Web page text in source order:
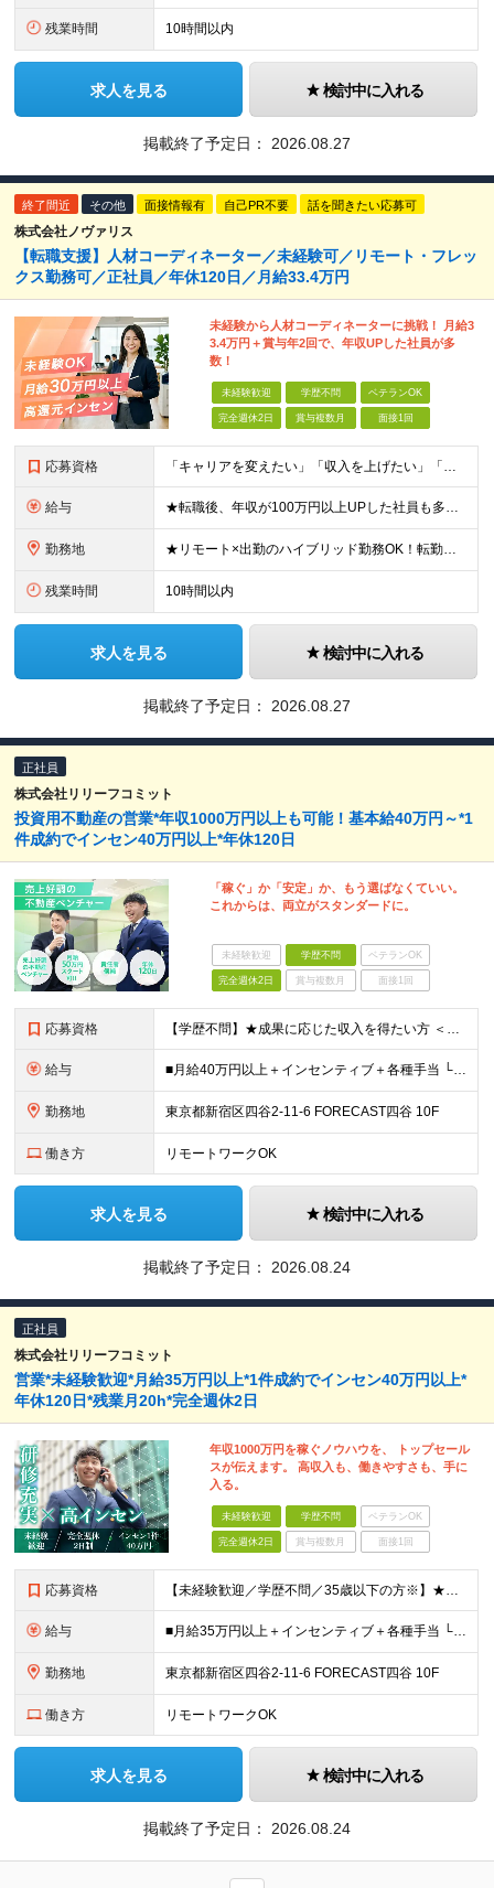
残業時間 10時間以内
求人を見る 検討中に入れる
掲載終了予定日： 2026.08.27
終了間近 その他 面接情報有 自己PR不要 話を聞きたい応募可
株式会社ノヴァリス
【転職支援】人材コーディネーター／未経験可／リモート・フレッ
クス勤務可／正社員／年休120日／月給33.4万円
未経験から人材コーディネーターに挑戦！ 月給3
3.4万円＋賞与年2回で、年収UPした社員が多
数！
未経験歓迎 学歴不問 ベテランOK
完全週休2日 賞与複数月 面接1回
応募資格 「キャリアを変えたい」「収入を上げたい」「将来に強いスキルを身につけたい」方歓迎！ ・未経験歓迎 ・学歴不問 ・第二新卒歓迎 ＼経験やスキルではなく、“これから”を重視します／ 「今のままでいい
給与 ★転職後、年収が100万円以上UPした社員も多数！ 月給33.4万円～45万円＋諸手当＋賞与年2回 ※インセンティブ充実 直近の最高インセンティブ：月50万円 全社員の平均インセンティブ：月10
勤務地 ★リモート×出勤のハイブリッド勤務OK！転勤なし！U・Ｉターン歓迎！ 東京、神奈川、埼玉、千葉、愛知、大阪、兵庫、京都、広島、福岡をはじめとする全国各地のプロジェクト先。 プライム上場、グロース上
残業時間 10時間以内
求人を見る 検討中に入れる
掲載終了予定日： 2026.08.27
正社員
株式会社リリーフコミット
投資用不動産の営業*年収1000万円以上も可能！基本給40万円～*1
件成約でインセン40万円以上*年休120日
「稼ぐ」か「安定」か、もう選ばなくていい。
これからは、両立がスタンダードに。
未経験歓迎 学歴不問 ベテランOK
完全週休2日 賞与複数月 面接1回
応募資格 【学歴不問】★成果に応じた収⼊を得たい⽅ ＜応募条件＞ ◇学歴不問 ◇不動産業界の勤務経験がある方 ＜こんなタイプを歓迎！＞ ◎頑張りが収入に反映される環境で、高収入を目指したい方 ◎先輩のアド
給与 ■⽉給40万円以上＋インセンティブ＋各種⼿当 └インセンティブは1件あたり40万円以上を⽀給 ＼その他、⾼額インセンティブ制度あり︕／ ★TOP賞（年間100万〜、半期50万〜） ★コンテスト達成ボ
勤務地 東京都新宿区四⾕2-11-6 FORECAST四⾕ 10F
働き方 リモートワークOK
求人を見る 検討中に入れる
掲載終了予定日： 2026.08.24
正社員
株式会社リリーフコミット
営業*未経験歓迎*⽉給35万円以上*1件成約でインセン40万円以上*
年休120⽇*残業⽉20h*完全週休2⽇
年収1000万円を稼ぐノウハウを、 トップセール
スが伝えます。 ⾼収⼊も、働きやすさも、⼿に
⼊る。
未経験歓迎 学歴不問 ベテランOK
完全週休2日 賞与複数月 面接1回
応募資格 【未経験歓迎／学歴不問／35歳以下の⽅※】★成果に応じた収⼊を得たい⽅ ＜応募条件＞ ◇35歳以下の⽅ （⻑期キャリア形成を図るため※例外事由3号のイ） ◇未経験歓迎 ◇学歴不問 ＼これまでの経験
給与 ■⽉給35万円以上＋インセンティブ＋各種⼿当 └インセンティブは1件あたり40万円以上を⽀給 ＼その他、⾼額インセンティブ制度あり︕／ ★TOP賞（年間100万〜、半期50万〜） ★コンテスト達成ボ
勤務地 東京都新宿区四⾕2-11-6 FORECAST四⾕ 10F
働き方 リモートワークOK
求人を見る 検討中に入れる
掲載終了予定日： 2026.08.24